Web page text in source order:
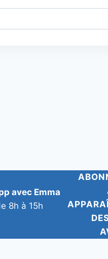
avec Emma
8h à 15h